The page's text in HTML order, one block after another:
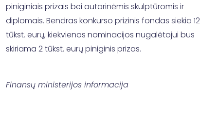
piniginiais prizais bei autorinėmis skulptūromis ir
diplomais. Bendras konkurso prizinis fondas siekia 12
tūkst. eurų, kiekvienos nominacijos nugalėtojui bus
skiriama 2 tūkst. eurų piniginis prizas.
Finansų ministerijos informacija